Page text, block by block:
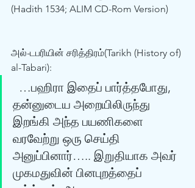
(Hadith 1534; ALIM CD-Rom Version)
அல்-டபரியின் சரித்திரம்(Tarikh (History of)
al-Tabari):
தன்னுடைய அறையிலிருந்து
இறங்கி அந்த பயணிகளை
வரவேற்று ஒரு செய்தி
அனுப்பினார்….. இறுதியாக அவர்
முகமதுவின் பினபுறத்தைப்